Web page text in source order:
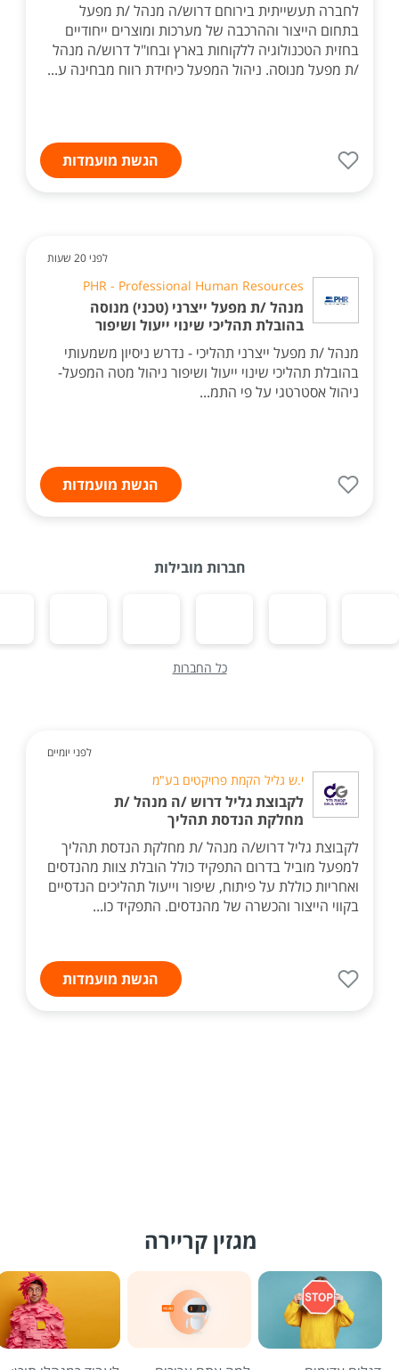
לחברה תעשייתית בירוחם דרוש/ה מנהל /ת מפעל
בתחום הייצור וההרכבה של מערכות ומוצרים ייחודיים
בחזית הטכנולוגיה ללקוחות בארץ ובחו"ל דרוש/ה מנהל
/ת מפעל מנוסה. ניהול המפעל כיחידת רווח מבחינה ע...
הגשת מועמדות
לפני 20 שעות
PHR - Professional Human Resources
מנהל /ת מפעל ייצרני (טכני) מנוסה
בהובלת תהליכי שינוי ייעול ושיפור
מנהל /ת מפעל ייצרני תהליכי - נדרש ניסיון משמעותי
בהובלת תהליכי שינוי ייעול ושיפור ניהול מטה המפעל-
ניהול אסטרטגי על פי התמ...
הגשת מועמדות
חברות מובילות
כל החברות
לפני יומיים
י.ש גליל הקמת פרויקטים בע"מ
לקבוצת גליל דרוש /ה מנהל /ת
מחלקת הנדסת תהליך
לקבוצת גליל דרוש/ה מנהל /ת מחלקת הנדסת תהליך
למפעל מוביל בדרום התפקיד כולל הובלת צוות מהנדסים
ואחריות כוללת על פיתוח, שיפור וייעול תהליכים הנדסיים
בקווי הייצור והכשרה של מהנדסים. התפקיד כו...
הגשת מועמדות
מגזין קריירה